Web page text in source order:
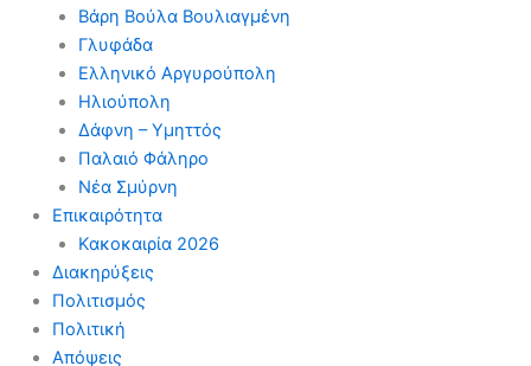
Βάρη Βούλα Βουλιαγμένη
Γλυφάδα
Ελληνικό Αργυρούπολη
Ηλιούπολη
Δάφνη – Υμηττός
Παλαιό Φάληρο
Νέα Σμύρνη
Επικαιρότητα
Κακοκαιρία 2026
Διακηρύξεις
Πολιτισμός
Πολιτική
Απόψεις